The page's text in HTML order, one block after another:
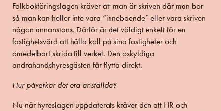
Folkbokföringslagen kräver att man är skriven där man bor
så man kan heller inte vara “inneboende” eller vara skriven
någon annanstans. Därför är det väldigt enkelt för en
fastighetsvärd att hålla koll på sina fastigheter och
omedelbart skrida till verket. Den oskyldiga
andrahandshyresgästen får flytta direkt.
Hur påverkar det era anställda?
Nu när hyreslagen uppdaterats kräver den att HR och